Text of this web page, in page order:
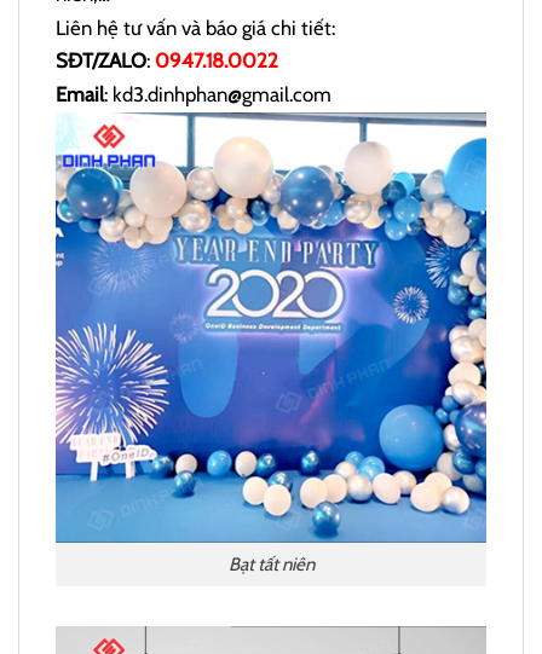
Liên hệ tư vấn và báo giá chi tiết:
SĐT/ZALO: 0947.18.0022
Email: kd3.dinhphan@gmail.com
Bạt tất niên